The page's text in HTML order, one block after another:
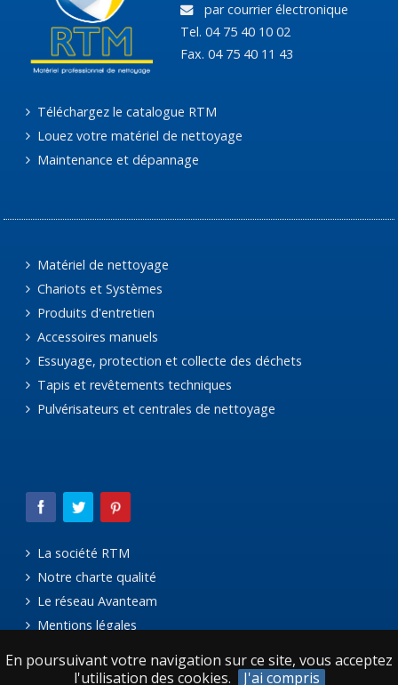
En poursuivant votre navigation sur ce site, vous acceptez
l'utilisation des cookies.
J'ai compris
par courrier électronique
Tel. 04 75 40 10 02
Fax. 04 75 40 11 43
Téléchargez le catalogue RTM
Louez votre matériel de nettoyage
Maintenance et dépannage
Matériel de nettoyage
Chariots et Systèmes
Produits d'entretien
Accessoires manuels
Essuyage, protection et collecte des déchets
Tapis et revêtements techniques
Pulvérisateurs et centrales de nettoyage
La société RTM
Notre charte qualité
Le réseau Avanteam
Mentions légales